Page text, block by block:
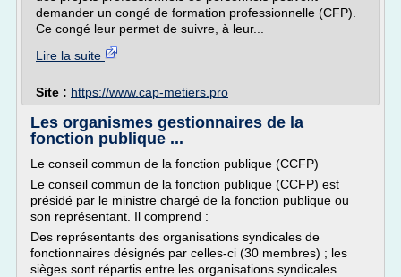
demander un congé de formation professionnelle (CFP).
Ce congé leur permet de suivre, à leur...
Lire la suite
Site : https://www.cap-metiers.pro
Les organismes gestionnaires de la
fonction publique ...
Le conseil commun de la fonction publique (CCFP)
Le conseil commun de la fonction publique (CCFP) est
présidé par le ministre chargé de la fonction publique ou
son représentant. Il comprend :
Des représentants des organisations syndicales de
fonctionnaires désignés par celles-ci (30 membres) ; les
sièges sont répartis entre les organisations syndicales